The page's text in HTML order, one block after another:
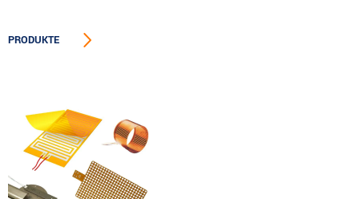
PRODUKTE